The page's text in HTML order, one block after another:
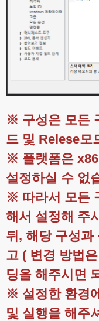
※ 구성은 모든
드 및 Relese모
※ 플랫폼은 x86
설정하실 수 없
※ 따라서 모든
해서 설정해 주
뒤, 해당 구성과
고 ( 변경 방법
딩을 해주시면
※ 설정한 환경
및 실행을 해주